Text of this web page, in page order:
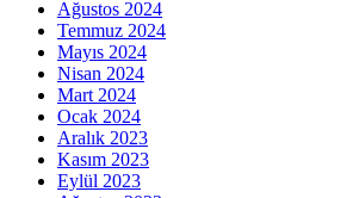
Ağustos 2024
Temmuz 2024
Mayıs 2024
Nisan 2024
Mart 2024
Ocak 2024
Aralık 2023
Kasım 2023
Eylül 2023